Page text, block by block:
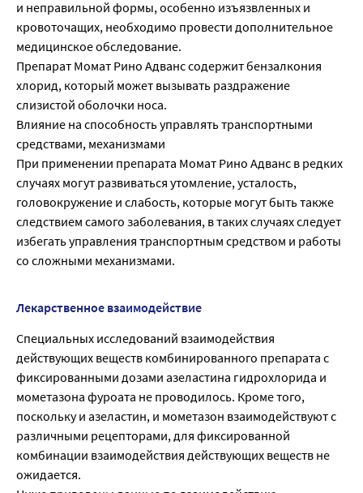
и неправильной формы, особенно изъязвленных и
кровоточащих, необходимо провести дополнительное
медицинское обследование.
Препарат Момат Рино Адванс содержит бензалкония
хлорид, который может вызывать раздражение
слизистой оболочки носа.
Влияние на способность управлять транспортными
средствами, механизмами
При применении препарата Момат Рино Адванс в редких
случаях могут развиваться утомление, усталость,
головокружение и слабость, которые могут быть также
следствием самого заболевания, в таких случаях следует
избегать управления транспортным средством и работы
со сложными механизмами.
Лекарственное взаимодействие
Специальных исследований взаимодействия
действующих веществ комбинированного препарата с
фиксированными дозами азеластина гидрохлорида и
мометазона фуроата не проводилось. Кроме того,
поскольку и азеластин, и мометазон взаимодействуют с
различными рецепторами, для фиксированной
комбинации взаимодействия действующих веществ не
ожидается.